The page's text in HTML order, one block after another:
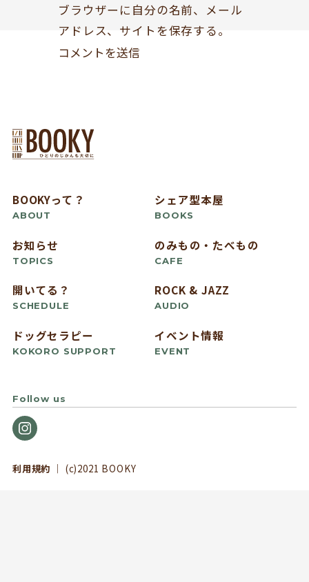
ブラウザーに自分の名前、メール
アドレス、サイトを保存する。
BOOKYって？
ABOUT
シェア型本屋
BOOKS
お知らせ
TOPICS
のみもの・たべもの
CAFE
開いてる？
SCHEDULE
ROCK & JAZZ
AUDIO
ドッグセラピー
KOKORO SUPPORT
イベント情報
EVENT
Follow us
利用規約 ｜ (c)2021 BOOKY